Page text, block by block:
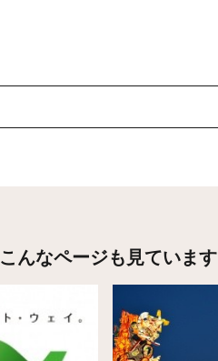
こんなページも見ています